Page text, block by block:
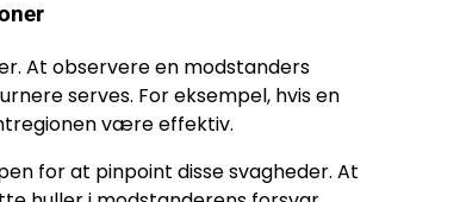
At observere en modstanders
serves. For eksempel, hvis en
være effektiv.
for at pinpoint disse svagheder. At